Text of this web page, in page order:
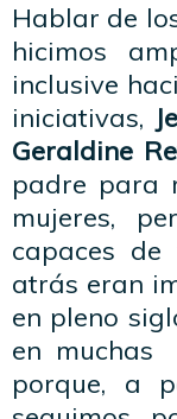
Hablar de
hicimos
inclusive
iniciativas,
Geraldine
padre para
mujeres,
capaces
atrás eran
en pleno
en muchas
porque, a